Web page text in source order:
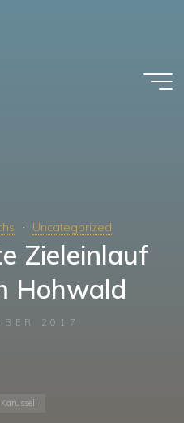
Uncategorized
Zieleinlauf
Hohwald
2017
Karussell